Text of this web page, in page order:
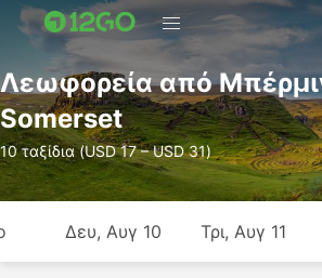
Λεωφορεία από
Somerset
10 ταξίδια (USD 17 – USD 31)
Δευ, Αυγ 10 Τρι, Αυγ 11